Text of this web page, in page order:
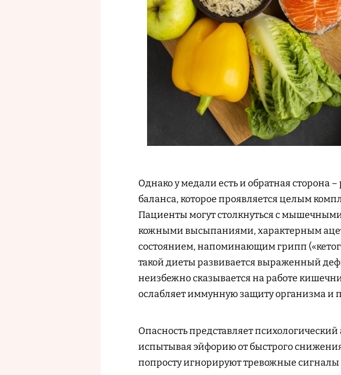
Однако у медали есть и обратная сторона
баланса, которое проявляется целым
Пациенты могут столкнуться с
кожными высыпаниями, характерным
состоянием, напоминающим грипп
такой диеты развивается выраженный
неизбежно сказывается на работе
ослабляет иммунную защиту организма и
Опасность представляет
испытывая эйфорию от быстрого
попросту игнорируют тревожные сигналы